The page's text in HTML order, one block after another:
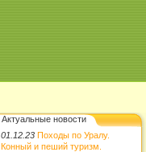
Актуальные новости
01.12.23 Походы по Уралу.
Конный и пеший туризм.